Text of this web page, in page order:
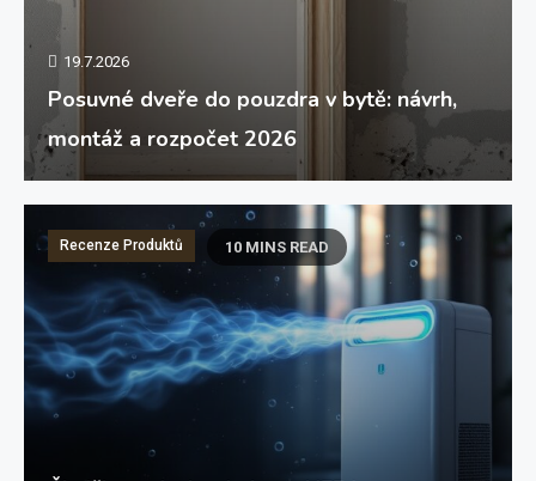
19.7.2026
Posuvné dveře do pouzdra v bytě: návrh,
montáž a rozpočet 2026
Recenze Produktů 10 MINS READ